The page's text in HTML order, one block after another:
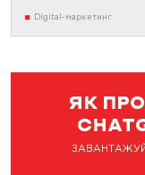
Digital-маркетинг
ЯК